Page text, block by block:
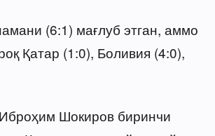
(6:1) мағлуб этган, аммо
Қатар (1:0), Боливия (4:0),
Шокиров биринчи